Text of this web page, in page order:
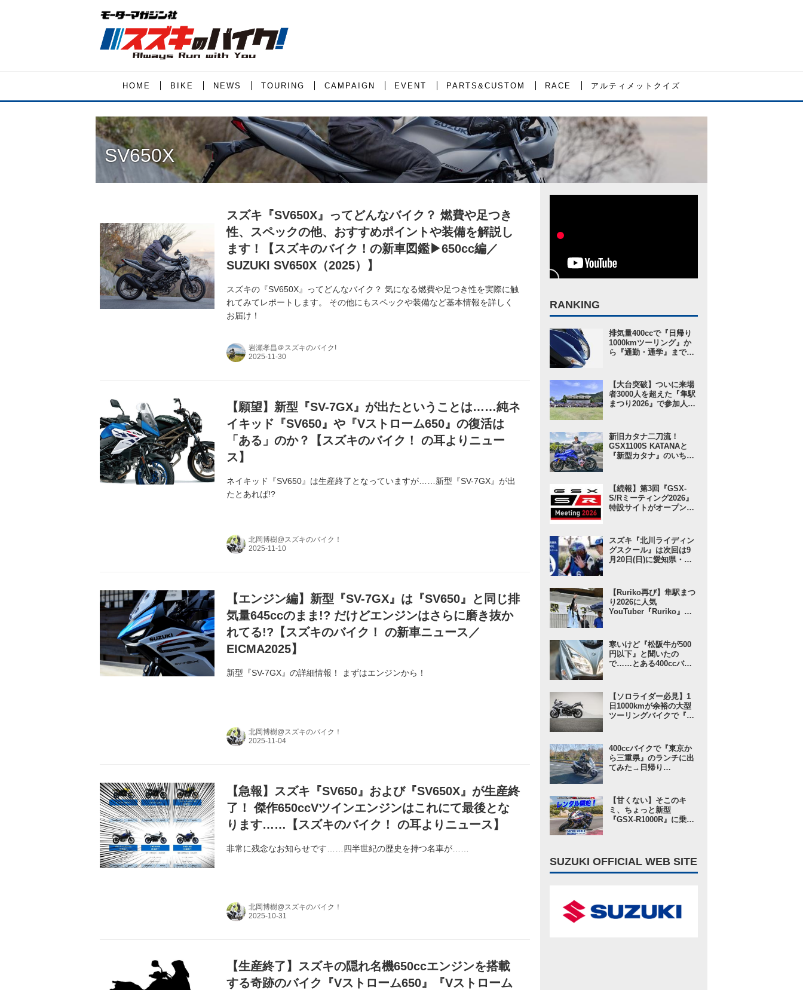
HOME BIKE NEWS TOURING CAMPAIGN EVENT PARTS&CUSTOM RACE アルティメットクイズ
SV650X
スズキ『SV650X』ってどんなバイク？ 燃費や足つき
性、スペックの他、おすすめポイントや装備を解説し
ます！【スズキのバイク！の新車図鑑▶650cc編／
SUZUKI SV650X（2025）】
スズキの『SV650X』ってどんなバイク？ 気になる燃費や足つき性を実際に触
れてみてレポートします。 その他にもスペックや装備など基本情報を詳しく
お届け！
岩瀬孝昌＠スズキのバイク!
【願望】新型『SV-7GX』が出たということは……純ネ
イキッド『SV650』や『Vストローム650』の復活は
「ある」のか？【スズキのバイク！ の耳よりニュー
ス】
ネイキッド『SV650』は生産終了となっていますが……新型『SV-7GX』が出
たとあれば!?
北岡博樹@スズキのバイク！
【エンジン編】新型『SV-7GX』は『SV650』と同じ排
気量645ccのまま!? だけどエンジンはさらに磨き抜か
れてる!?【スズキのバイク！ の新車ニュース／
EICMA2025】
新型『SV-7GX』の詳細情報！ まずはエンジンから！
北岡博樹@スズキのバイク！
【急報】スズキ『SV650』および『SV650X』が生産終
了！ 傑作650ccVツインエンジンはこれにて最後とな
ります……【スズキのバイク！ の耳よりニュース】
非常に残念なお知らせです……四半世紀の歴史を持つ名車が……
北岡博樹@スズキのバイク！
【生産終了】スズキの隠れ名機650ccエンジンを搭載
する奇跡のバイク『Vストローム650』『Vストローム
RANKING
排気量400ccで『日帰り
1000kmツーリング』か
ら『通勤・通学』まで1
変更を受けても価格はす
え置き!? 今となっては逆
にリーズナブルかも……
【スズキのバイク！ の新
【大台突破】ついに来場
者3000人を超えた『隼駅
まつり2026』で参加人数
ク！ のイベントニュース
／隼駅まつり2026】
新旧カタナ二刀流！
GSX1100S KATANAと
『新型カタナ』のいちば
スズキ乗り突撃インタビ
ュー】
【続報】第3回『GSX-
S/Rミーティング2026』
特設サイトがオープン！
リーム」な……!? 【スズ
キのバイク！ のイベント
ニュース】
スズキ『北川ライディン
グスクール』は次回は9
月20日(日)に愛知県・豊
のバイク！ のイベントニ
ュース】
【Ruriko再び】隼駅まつ
り2026に人気
YouTuber『Ruriko』さ
ク！ のイベントニュー
ス】
寒いけど『松阪牛が500
円以下』と聞いたの
で……とある400ccバイ
バーグマン400 ／ インプ
レ・レビュー① 出発編】
【ソロライダー必見】1
日1000kmが余裕の大型
ツーリングバイクで『ス
きた……【スズキ GSX-
S1000GT／ツーリングイ
ンプレ・レビュー 前編】
400ccバイクで『東京か
ら三重県』のランチに出
てみた→日帰り
バーグマン400 ／ ツーリ
ングインプレ・レビュー
高速道路 編】
【甘くない】そこのキ
ミ、ちょっと新型
『GSX-R1000R』に乗っ
だった……【スズキのバ
イク！ の耳よりニュー
ス】
SUZUKI OFFICIAL WEB SITE